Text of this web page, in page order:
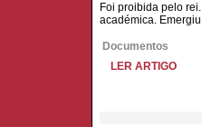
Foi proibida pelo
académica.
Documentos
LER ARTIGO